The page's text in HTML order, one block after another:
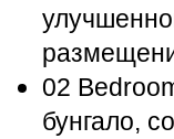
02
бунгало,